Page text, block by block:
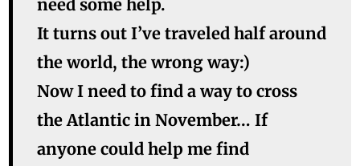
need some help.
It turns out I’ve traveled half around
the world, the wrong way:)
Now I need to find a way to cross
the Atlantic in November… If
anyone could help me find